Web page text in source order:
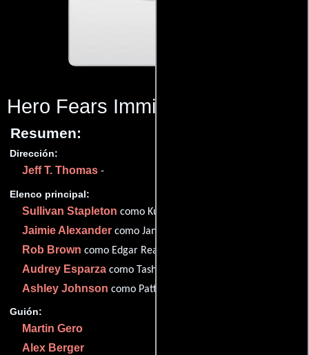
Hero Fears Imminent Rot
Resumen:
Dirección:
Jeff T. Thomas -
Elenco principal:
Sullivan Stapleton como Kurt Weller
Jaimie Alexander como Jane Doe
Rob Brown como Edgar Reade
Audrey Esparza como Tasha Zapata
Ashley Johnson como Patterson
Guión:
Martin Gero
Alex Berger